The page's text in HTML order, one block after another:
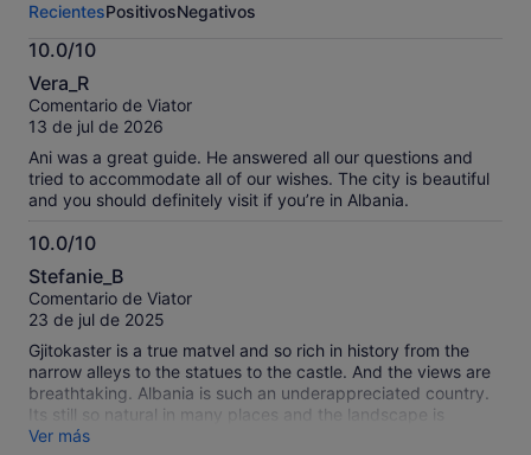
Más
información
sobre
nuestros
comentarios
contrastados.
RecientesPositivosNegativos
10.0/10
10.0
sobre
10
Vera_R
Comentario de Viator
13 de jul de 2026
Ani was a great guide. He answered all our questions and
tried to accommodate all of our wishes. The city is beautiful
and you should definitely visit if you’re in Albania.
10.0/10
10.0
sobre
10
Stefanie_B
Comentario de Viator
23 de jul de 2025
Gjitokaster is a true matvel and so rich in history from the
narrow alleys to the statues to the castle. And the views are
breathtaking. Albania is such an underappreciated country.
Its still so natural in many places and the landscape is
fantastic. Our driver Sula was great and our tourguide
Ver más